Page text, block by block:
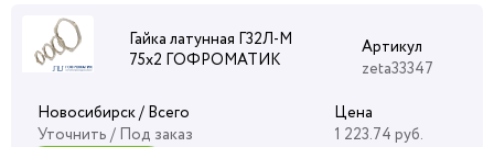
Гайка латунная Г32Л-М
75х2 ГОФРОМАТИК
Артикул
zeta33347
Новосибирск / Всего
Уточнить / Под заказ
Цена
1 223.74 руб.